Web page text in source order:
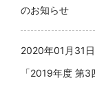
のお知らせ
2020年01月31日
「2019年度 第